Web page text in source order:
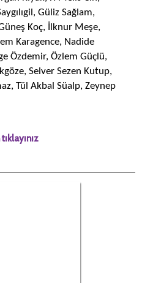
Güliz Sağlam,
Koç, İlknur Meşe,
Karagence, Nadide
Özdemir, Özlem Güçlü,
Selver Sezen Kutup,
Tül Akbal Süalp, Zeynep